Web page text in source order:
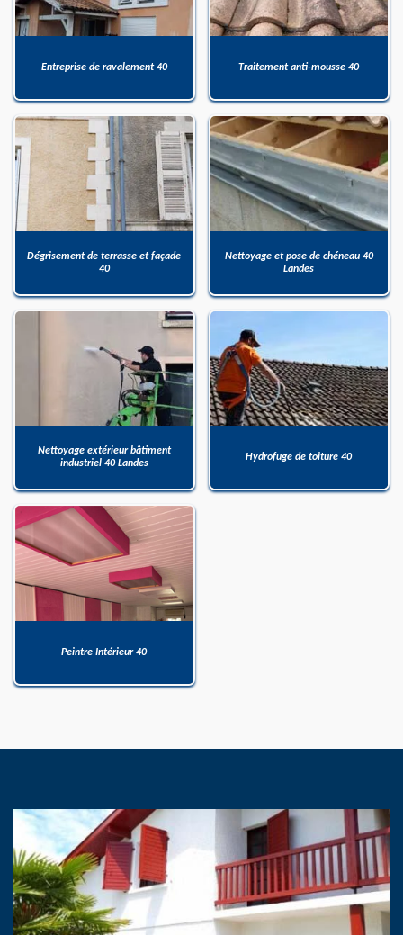
Entreprise de ravalement 40 Traitement anti-mousse 40
Dégrisement de terrasse et façade
40
Nettoyage et pose de chéneau 40
Landes
Nettoyage extérieur bâtiment
industriel 40 Landes
Hydrofuge de toiture 40
Peintre Intérieur 40